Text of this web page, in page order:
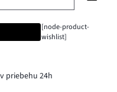
[node-product-
wishlist]
priebehu 24h